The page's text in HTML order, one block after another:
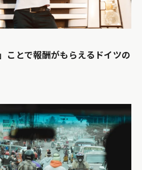
ことで報酬がもらえるドイツの